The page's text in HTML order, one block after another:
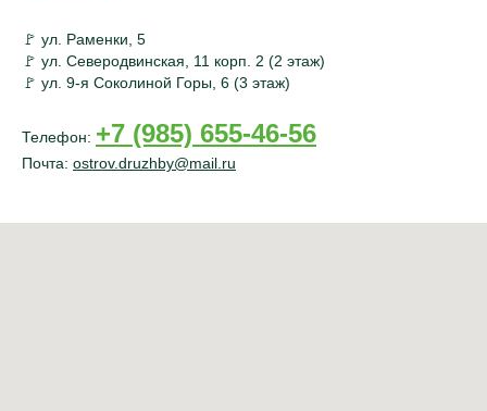
🚩 ул. Раменки, 5
🚩 ул. Северодвинская, 11 корп. 2 (2 этаж)
🚩 ул. 9-я Соколиной Горы, 6 (3 этаж)
Телефон: +7 (985) 655-46-56
Почта: ostrov.druzhby@mail.ru